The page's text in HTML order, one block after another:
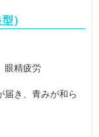
）
眼精疲労
届き、青みが和ら